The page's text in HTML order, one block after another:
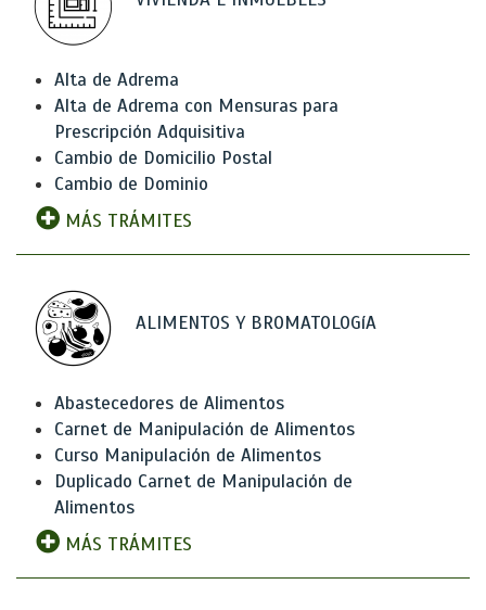
Alta de Adrema
Alta de Adrema con Mensuras para
Prescripción Adquisitiva
Cambio de Domicilio Postal
Cambio de Dominio
MÁS TRÁMITES
ALIMENTOS Y BROMATOLOGíA
Abastecedores de Alimentos
Carnet de Manipulación de Alimentos
Curso Manipulación de Alimentos
Duplicado Carnet de Manipulación de
Alimentos
MÁS TRÁMITES